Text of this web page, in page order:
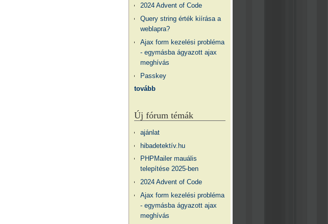
2024 Advent of Code
Query string érték kiírása a
weblapra?
Ajax form kezelési probléma
- egymásba ágyazott ajax
meghívás
Passkey
tovább
Új fórum témák
ajánlat
hibadetektív.hu
PHPMailer mauális
telepítése 2025-ben
2024 Advent of Code
Ajax form kezelési probléma
- egymásba ágyazott ajax
meghívás